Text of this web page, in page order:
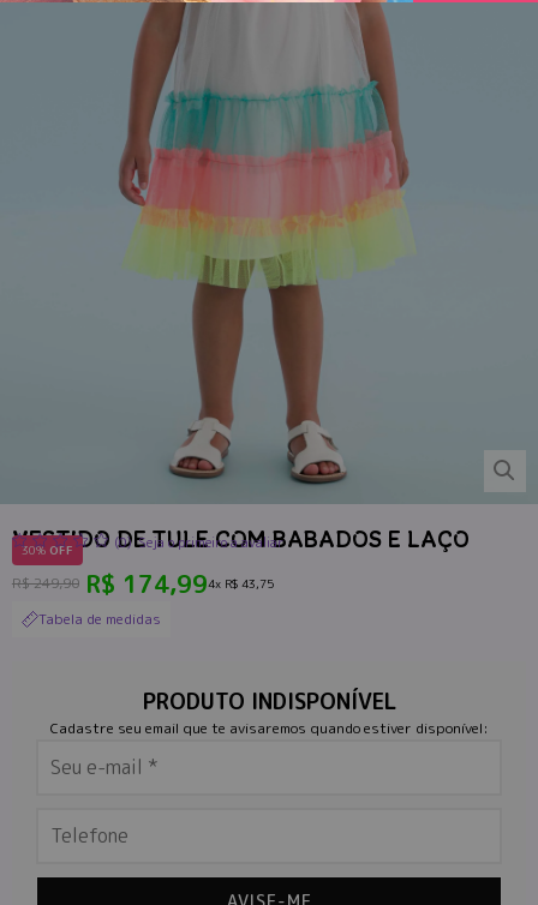
VESTIDO DE TULE COM BABADOS E LAÇO
(0) Seja o primeiro a avaliar
30% OFF
R$ 249,90 R$ 174,994x R$ 43,75
Tabela de medidas
PRODUTO INDISPONÍVEL
Cadastre seu email que te avisaremos quando estiver disponível: